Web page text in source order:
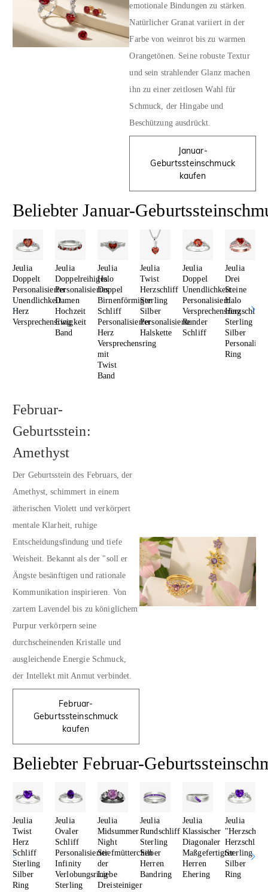
emotionale Bindungen zu stärken.
Natürlicher Granat variiert in der
Farbe von weinrot bis zu warmen
Orangetönen. Seine robuste Textur
und sein strahlender Glanz machen
ihn zu einer zeitlosen Wahl für
Schmuck, der Hingabe und
Beschützung ausdrückt.
Januar-
Geburtssteinschmuck
kaufen
Beliebter Januar-
Jeulia
Doppelt
Personalisierter
Unendlichkeit
Herz
Versprechensring
Jeulia
Doppelreihiges
Personalisiertes
Damen
Hochzeit
Ewigkeit
Band
Jeulia
Halo
Doppel
Birnenförmiger
Schliff
Personalisierter
Herz
Versprechensring
mit
Twist
Band
Jeulia
Twist
Herzschliff
Sterling
Silber
Personalisierte
Halskette
Jeulia
Doppel
Unendlichkeit
Personalisiert
Versprechensring
Runder
Schliff
Jeulia
Drei
Steine
Halo
Herzschliff
Sterling
Silber
Ring
Februar-
Geburtsstein:
Amethyst
Der Geburtsstein des Februars, der
Amethyst, schimmert in einem
ätherischen Violett und verkörpert
mentale Klarheit, ruhige
Entscheidungsfindung und tiefe
Weisheit. Bekannt als der "soll er
Ängste besänftigen und rationale
Kommunikation inspirieren. Von
zartem Lavendel bis zu königlichem
Purpur verkörpern seine
durchscheinenden Kristalle und
ausgleichende Energie Schmuck,
der Intellekt mit Anmut verbindet.
Februar-
Geburtssteinschmuck
kaufen
Beliebter Februar-
Jeulia
Twist
Herz
Schliff
Sterling
Silber
Ring
Jeulia
Ovaler
Schliff
Personalisierter
Infinity
Verlobungsring
Sterling
Jeulia
Midsummer
Night
Stiefmütterchen
der
Liebe
Dreisteiniger
Jeulia
Rundschliff
Sterling
Silber
Herren
Bandring
Jeulia
Klassischer
Diagonaler
Maßgefertigter
Herren
Ehering
Jeulia
Herzschliff
Sterling
Silber
Ring